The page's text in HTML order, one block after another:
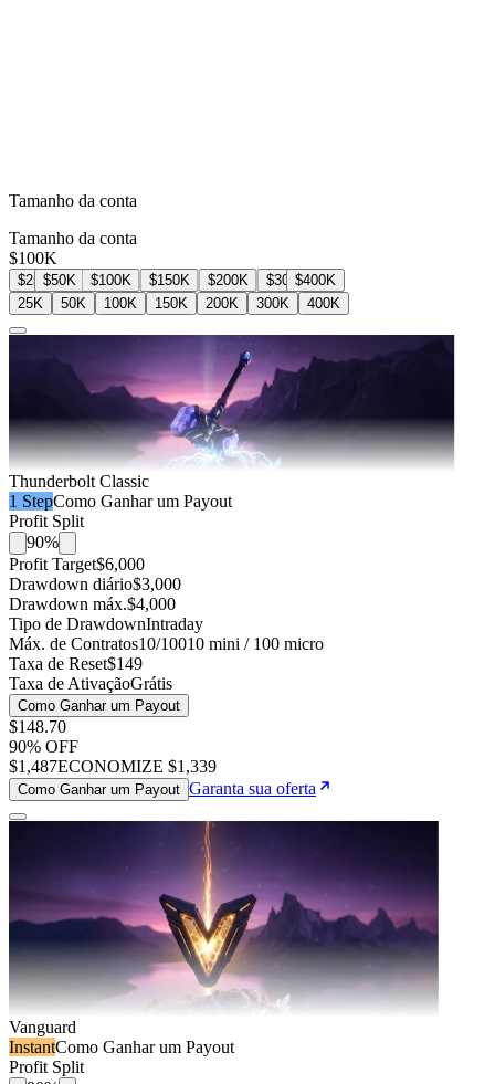
Tamanho da conta
Tamanho da conta
$100K
$25K$50K $100K $150K $200K $300K$400K
25K
50K 100K 150K 200K 300K 400K
Thunderbolt Classic
1 StepComo Ganhar um Payout
Profit Split
90%
Profit Target$6,000
Drawdown diário$3,000
Drawdown máx.$4,000
Tipo de DrawdownIntraday
Máx. de Contratos10/10010 mini / 100 micro
Taxa de Reset$149
Taxa de AtivaçãoGrátis
Como Ganhar um Payout
$148.70
90% OFF
$1,487ECONOMIZE $1,339
Como Ganhar um Payout Garanta sua oferta
Vanguard
InstantComo Ganhar um Payout
Profit Split